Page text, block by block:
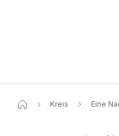
Kreis Eine